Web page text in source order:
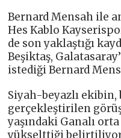
Bernard Mensah ile
Hes Kablo
de son yaklaştığı
Beşiktaş,
istediği Bernard
Siyah-beyazlı
gerçekleştirilen
yaşındaki Ganalı
yükselttiği